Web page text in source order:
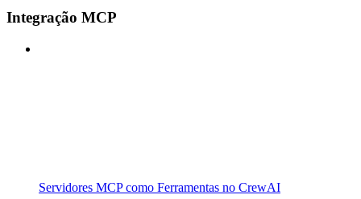
Integração MCP
Servidores MCP como Ferramentas no CrewAI